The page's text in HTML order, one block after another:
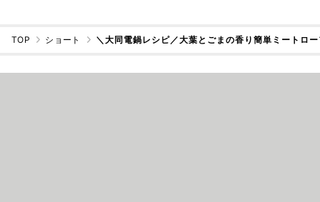
TOP ショート ＼大同電鍋レシピ／大葉とごまの香り簡単ミートロ